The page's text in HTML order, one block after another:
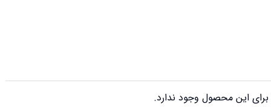
این محصول وجود ندارد.